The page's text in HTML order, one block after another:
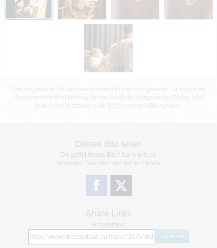
jedoch bei Verstößen nach §2(3) unserer AGB handeln.
Dieses Bild teilen
Dir gefällt dieses Bild? Dann teile es
mit deinen Freunden und deiner Familie.
Share Links
Empfohlen
kopieren